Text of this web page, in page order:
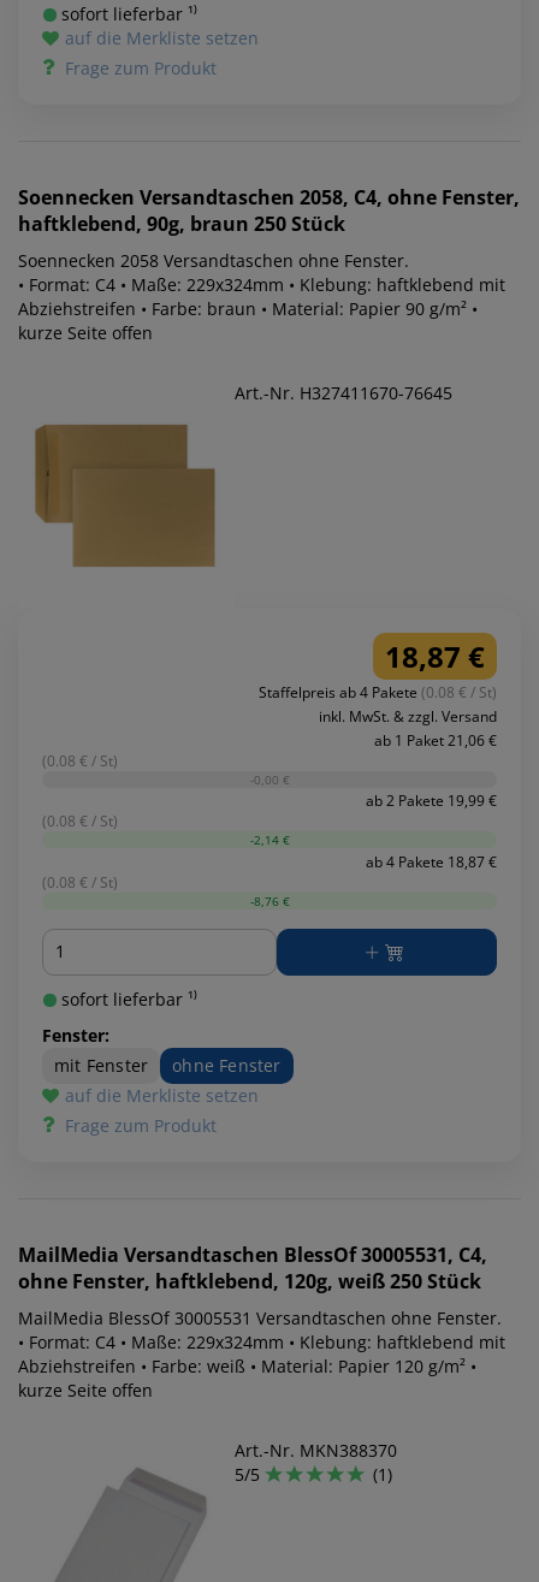
sofort lieferbar ¹⁾
auf die Merkliste setzen
Frage zum Produkt
Soennecken Versandtaschen 2058, C4, ohne Fenster,
haftklebend, 90g, braun 250 Stück
Soennecken 2058 Versandtaschen ohne Fenster.
• Format: C4 • Maße: 229x324mm • Klebung: haftklebend mit
Abziehstreifen • Farbe: braun • Material: Papier 90 g/m² •
kurze Seite offen
Art.-Nr. H327411670-76645
18,87 €
Staffelpreis ab 4 Pakete (0.08 € / St)
inkl. MwSt. & zzgl. Versand
ab 1 Paket 21,06 €
(0.08 € / St)
-0,00 €
ab 2 Pakete 19,99 €
(0.08 € / St)
-2,14 €
ab 4 Pakete 18,87 €
(0.08 € / St)
-8,76 €
Menge
sofort lieferbar ¹⁾
Fenster:
mit Fenster
ohne Fenster
auf die Merkliste setzen
Frage zum Produkt
MailMedia Versandtaschen BlessOf 30005531, C4,
ohne Fenster, haftklebend, 120g, weiß 250 Stück
MailMedia BlessOf 30005531 Versandtaschen ohne Fenster.
• Format: C4 • Maße: 229x324mm • Klebung: haftklebend mit
Abziehstreifen • Farbe: weiß • Material: Papier 120 g/m² •
kurze Seite offen
Art.-Nr. MKN388370
5/5
(1)